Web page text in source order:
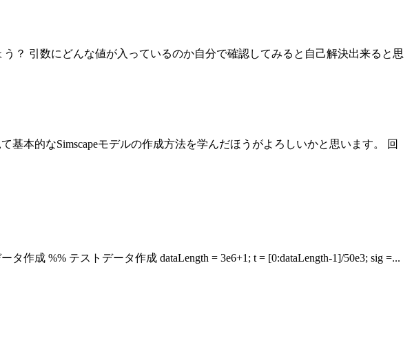
？ 引数にどんな値が入っているのか自分で確認してみると自己解決出来ると思
基本的なSimscapeモデルの作成方法を学んだほうがよろしいかと思います。 回
成 %% テストデータ作成 dataLength = 3e6+1; t = [0:dataLength-1]/50e3; sig =...